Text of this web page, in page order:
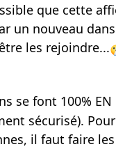
que cette
un nouveau
les rejoindre...
se font 100% EN
sécurisé).
il faut faire